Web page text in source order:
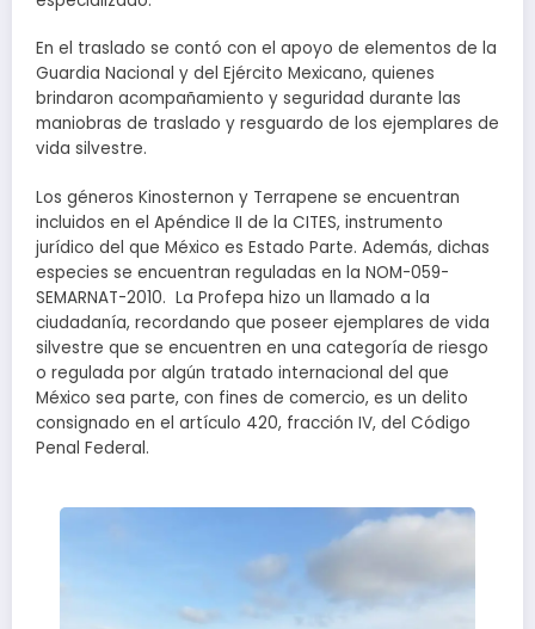
En el traslado se contó con el apoyo de elementos de la
Guardia Nacional y del Ejército Mexicano, quienes
brindaron acompañamiento y seguridad durante las
maniobras de traslado y resguardo de los ejemplares de
vida silvestre.
Los géneros Kinosternon y Terrapene se encuentran
incluidos en el Apéndice II de la CITES, instrumento
jurídico del que México es Estado Parte. Además, dichas
especies se encuentran reguladas en la NOM-059-
SEMARNAT-2010. La Profepa hizo un llamado a la
ciudadanía, recordando que poseer ejemplares de vida
silvestre que se encuentren en una categoría de riesgo
o regulada por algún tratado internacional del que
México sea parte, con fines de comercio, es un delito
consignado en el artículo 420, fracción IV, del Código
Penal Federal.